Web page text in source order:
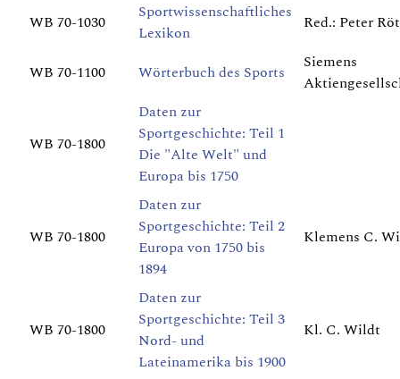
WB 70-1030
Sportwissenschaftliches
Lexikon
Red.: Peter
WB 70-1100 Wörterbuch des Sports
Siemens
WB 70-1800
Daten zur
Sportgeschichte: Teil 1
Die "Alte Welt" und
Europa bis 1750
WB 70-1800
Daten zur
Sportgeschichte: Teil 2
Europa von 1750 bis
1894
Klemens C.
WB 70-1800
Daten zur
Sportgeschichte: Teil 3
Nord- und
Lateinamerika bis 1900
Kl. C. Wildt